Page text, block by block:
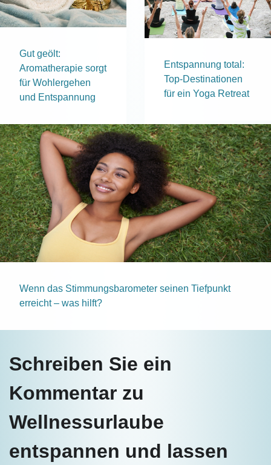
Gut geölt:
Aromatherapie sorgt
für Wohlergehen
und Entspannung
Entspannung total:
Top-Destinationen
für ein Yoga Retreat
Wenn das Stimmungsbarometer seinen Tiefpunkt
erreicht – was hilft?
Schreiben Sie ein
Kommentar zu
Wellnessurlaube
entspannen und lassen